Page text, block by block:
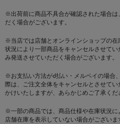
※出荷前に商品不具合が確認された場合
だく場合がございます。
※当店では店舗とオンラインショップの
状況により一部商品をキャンセルさせて
み発送させていただく場合がございます。
※お支払い方法がd払い・メルペイの場合
際は、ご注文全体をキャンセルとさせて
かけいたしますが、あらかじめご了承くだ
※一部の商品では、商品仕様や在庫状況に
店舗在庫を表示していない場合がございま